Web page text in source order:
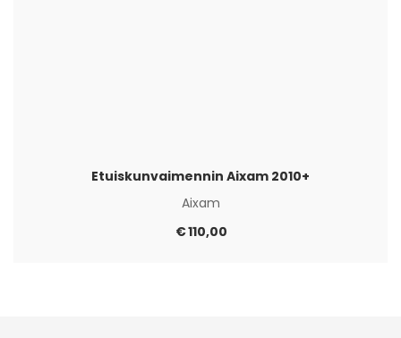
Etuiskunvaimennin Aixam 2010+
Aixam
€110,00